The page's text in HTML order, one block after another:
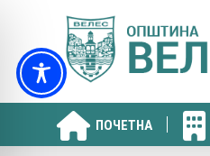
ПОЧЕТНА
ПОЧЕТНА